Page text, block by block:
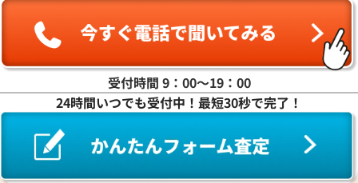
受付時間 9：00〜19：00
24時間いつでも受付中！最短30秒で完了！